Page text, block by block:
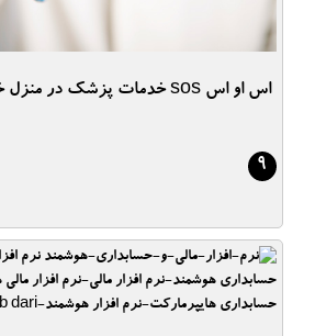
اس او اس sos خدمات پزشک در منزل خانواده و گروهی
9